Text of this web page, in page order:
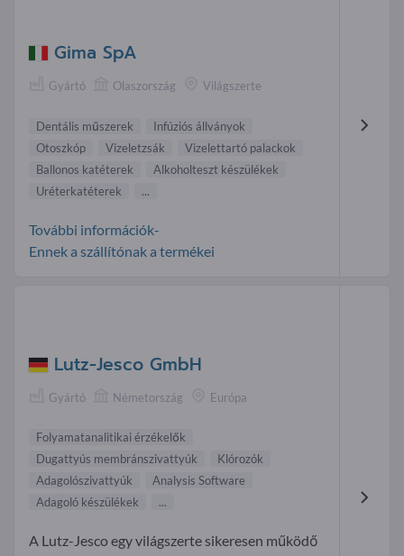
Gima SpA
Gyártó Olaszország Világszerte
Dentális műszerek
Infúziós állványok
Otoszkóp
Vizeletzsák
Vizelettartó palackok
Ballonos katéterek
Alkoholteszt készülékek
Uréterkatéterek
...
További információk-
Ennek a szállítónak a termékei
Lutz-Jesco GmbH
Gyártó Németország Európa
Folyamatanalitikai érzékelők
Dugattyús membránszivattyúk
Klórozók
Adagolószivattyúk
Analysis Software
Adagoló készülékek
...
A Lutz-Jesco egy világszerte sikeresen működő